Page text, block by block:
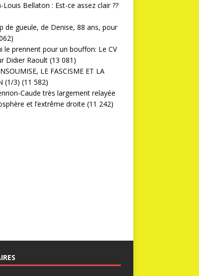
Louis Bellaton : Est-ce assez clair ??
de gueule, de Denise, 88 ans, pour
le prennent pour un bouffon: Le CV
Didier Raoult (13 081)
LE FASCISME ET LA
(1/3) (11 582)
Caude très largement relayée
et l’extrême droite (11 242)